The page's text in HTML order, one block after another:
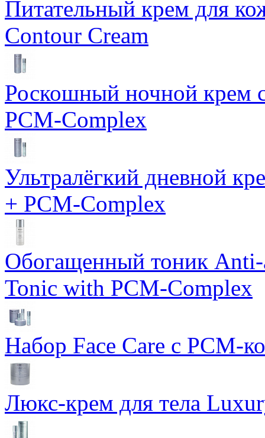
Питательный крем для
Contour Cream
Роскошный ночной крем
PCM-Complex
Ультралёгкий дневной
+ PCM-Complex
Обогащенный тоник Anti-
Tonic with PCM-Complex
Набор Face Care с PCM-
Люкс-крем для тела